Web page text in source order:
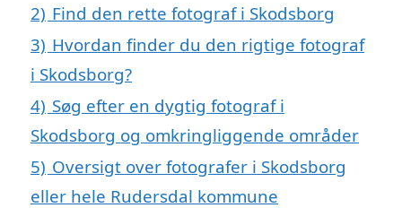
2) Find den rette fotograf i Skodsborg
3) Hvordan finder du den rigtige fotograf
i Skodsborg?
4) Søg efter en dygtig fotograf i
Skodsborg og omkringliggende områder
5) Oversigt over fotografer i Skodsborg
eller hele Rudersdal kommune